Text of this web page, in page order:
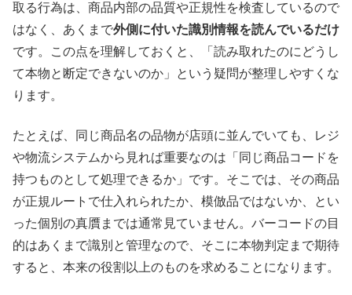
取る行為は、商品内部の品質や正規性を検査しているので
はなく、あくまで外側に付いた識別情報を読んでいるだけ
です。この点を理解しておくと、「読み取れたのにどうし
て本物と断定できないのか」という疑問が整理しやすくな
ります。
たとえば、同じ商品名の品物が店頭に並んでいても、レジ
や物流システムから見れば重要なのは「同じ商品コードを
持つものとして処理できるか」です。そこでは、その商品
が正規ルートで仕入れられたか、模倣品ではないか、とい
った個別の真贋までは通常見ていません。バーコードの目
的はあくまで識別と管理なので、そこに本物判定まで期待
すると、本来の役割以上のものを求めることになります。